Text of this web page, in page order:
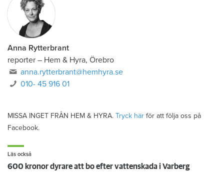
Anna Rytterbrant
reporter – Hem & Hyra, Örebro
anna.rytterbrant@hemhyra.se
010- 45 916 01
MISSA INGET FRÅN HEM & HYRA. Tryck här för att följa oss på
Facebook.
Läs också
600 kronor dyrare att bo efter vattenskada i Varberg